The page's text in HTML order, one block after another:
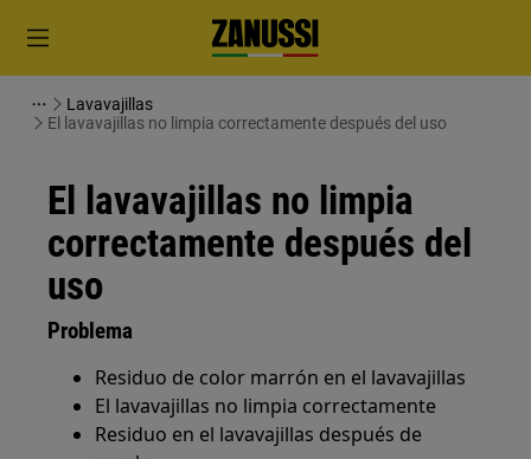
Lavavajillas
El lavavajillas no limpia correctamente después del uso
El lavavajillas no limpia
correctamente después del
uso
Problema
Residuo de color marrón en el lavavajillas
El lavavajillas no limpia correctamente
Residuo en el lavavajillas después de